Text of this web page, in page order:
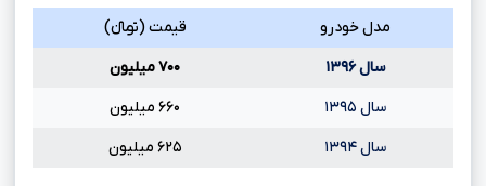
مدل خودرو
قیمت (تومانءءء)
سال ۱۳۹۶
۷۰۰ میلیون
سال ۱۳۹۵
۶۶۰ میلیون
سال ۱۳۹۴
۶۲۵ میلیون